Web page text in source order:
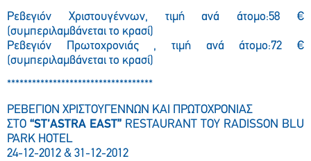
Ρεβεγιόν Χριστουγέννων, τιμή ανά άτομο:58 €
(συμπεριλαμβάνεται το κρασί)
Ρεβεγιόν Πρωτοχρονιάς , τιμή ανά άτομο:72 €
(συμπεριλαμβάνεται το κρασί)
***********************************
ΡΕΒΕΓΙΟΝ ΧΡΙΣΤΟΥΓΕΝΝΩΝ ΚΑΙ ΠΡΩΤΟΧΡΟΝΙΑΣ
ΣΤΟ “ST’ASTRA EAST” RESTAURANT ΤΟΥ RADISSON BLU
PARK HOTEL
24-12-2012 & 31-12-2012